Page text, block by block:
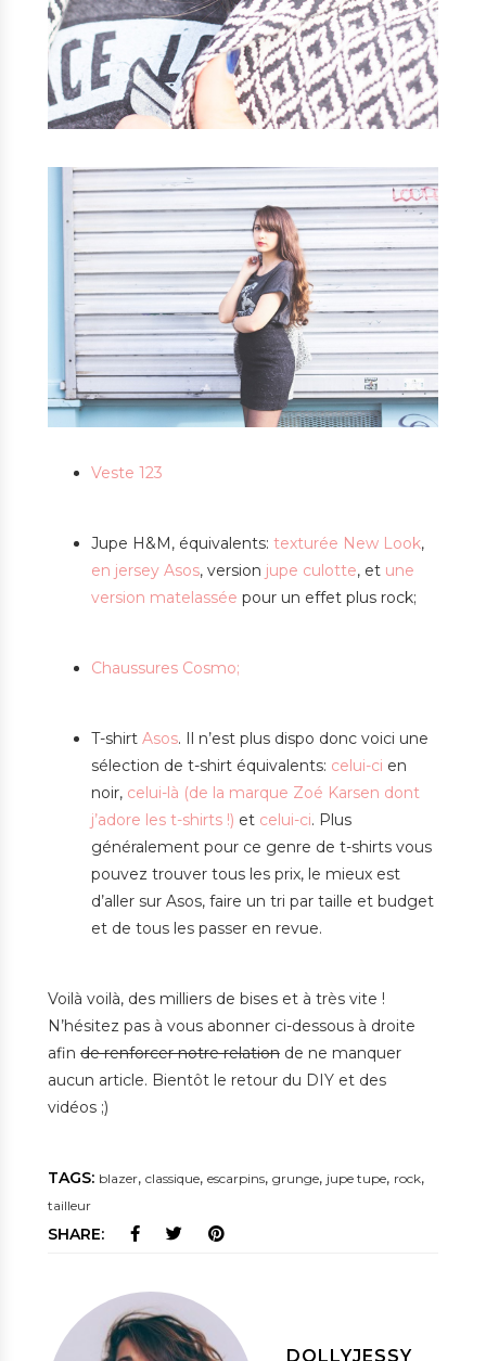
Veste 123
Jupe H&M, équivalents: texturée New Look,
en jersey Asos, version jupe culotte, et une
version matelassée pour un effet plus rock;
Chaussures Cosmo;
T-shirt Asos. Il n’est plus dispo donc voici une
sélection de t-shirt équivalents: celui-ci en
noir, celui-là (de la marque Zoé Karsen dont
j’adore les t-shirts !) et celui-ci. Plus
généralement pour ce genre de t-shirts vous
pouvez trouver tous les prix, le mieux est
d’aller sur Asos, faire un tri par taille et budget
et de tous les passer en revue.
Voilà voilà, des milliers de bises et à très vite !
N’hésitez pas à vous abonner ci-dessous à droite
afin de renforcer notre relation de ne manquer
aucun article. Bientôt le retour du DIY et des
vidéos ;)
TAGS: blazer, classique, escarpins, grunge, jupe tupe, rock,
tailleur
SHARE:
DOLLYJESSY